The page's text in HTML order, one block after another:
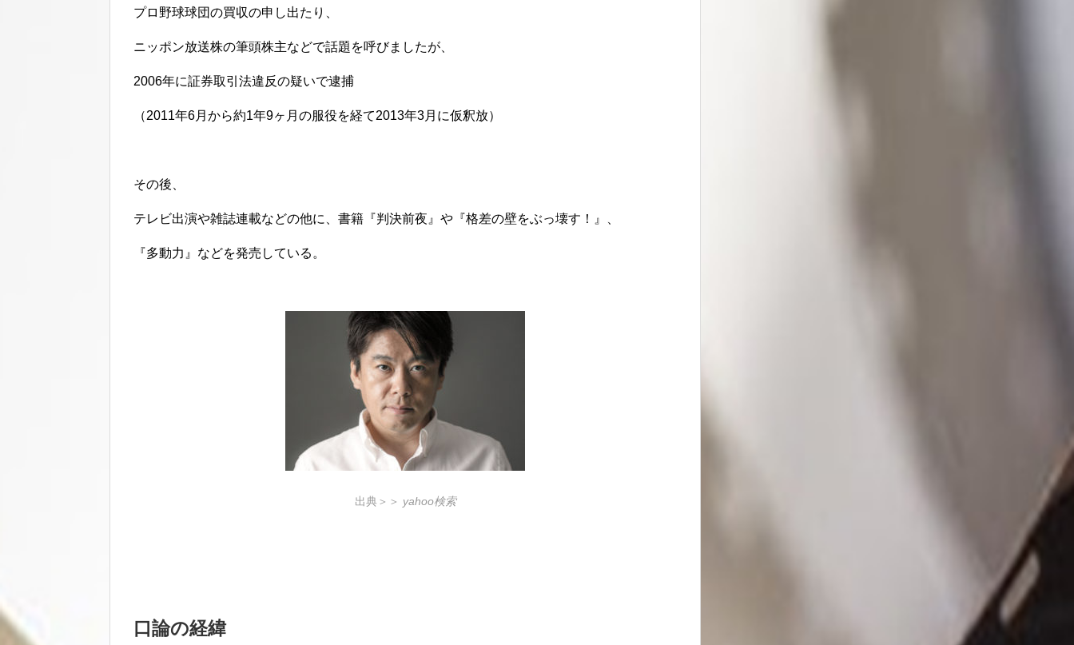
プロ野球球団の買収の申し出たり、
ニッポン放送株の筆頭株主などで話題を呼びましたが、
2006年に証券取引法違反の疑いで逮捕
（2011年6月から約1年9ヶ月の服役を経て2013年3月に仮釈放）
その後、
テレビ出演や雑誌連載などの他に、書籍『判決前夜』や『格差の壁をぶっ壊す！』、
『多動力』などを発売している。
出典＞＞ yahoo検索
口論の経緯